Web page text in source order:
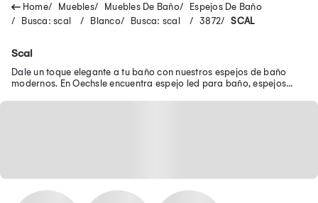
Muebles Muebles De Baño
Espejos De Baño
Busca: scal
Blanco Busca: scal 3872 SCAL
Scal
Dale un toque elegante a tu baño con nuestros espejos de baño
modernos. En Oechsle encuentra espejo led para baño, espejos